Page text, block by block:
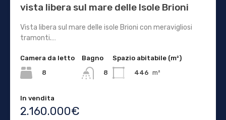
vista libera sul mare delle Isole Brioni
Vista libera sul mare delle isole Brioni con meravigliosi
tramonti.…
Camera da letto
8
Bagno
8
Spazio abitabile (m²)
446 m²
In vendita
2.160.000€